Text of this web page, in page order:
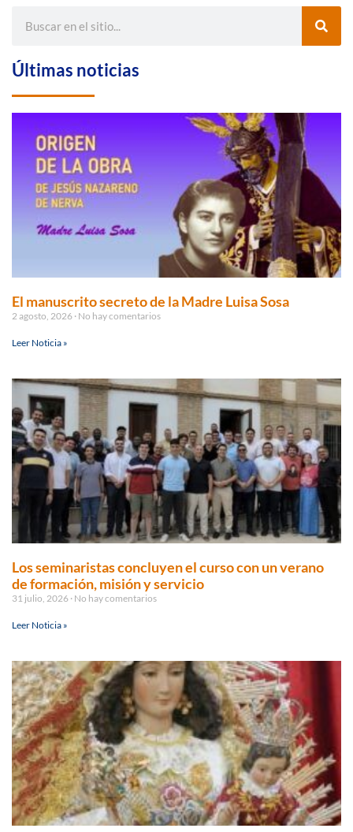
Últimas noticias
El manuscrito secreto de la Madre Luisa Sosa
2 agosto, 2026 No hay comentarios
Leer Noticia »
Los seminaristas concluyen el curso con un verano
de formación, misión y servicio
31 julio, 2026 No hay comentarios
Leer Noticia »